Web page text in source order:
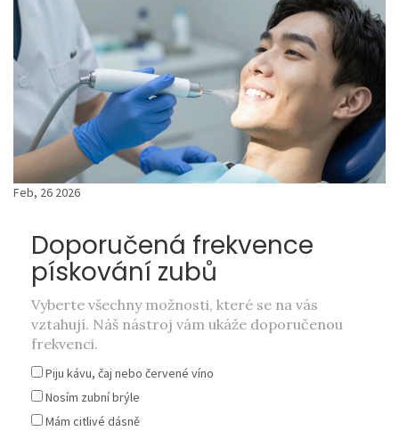
Feb, 26 2026
Doporučená frekvence
pískování zubů
Vyberte všechny možnosti, které se na vás
vztahují. Náš nástroj vám ukáže doporučenou
frekvenci.
Piju kávu, čaj nebo červené víno
Nosím zubní brýle
Mám citlivé dásně